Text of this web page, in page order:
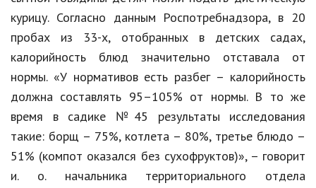
Психология и отношения
Творчество и рукоделие
Разное
Работа и бизнес
Животные
Еда и напитки
курицу. Согласно данным Роспотребнадзора, в 20
пробах из 33-х, отобранных в детских садах,
калорийность блюд значительно отставала от
нормы. «У нормативов есть разбег – калорийность
должна составлять 95–105% от нормы. В то же
время в садике №45 результаты исследования
такие: борщ – 75%, котлета – 80%, третье блюдо –
51% (компот оказался без сухофруктов)», – говорит
и. о. начальника территориального отдела